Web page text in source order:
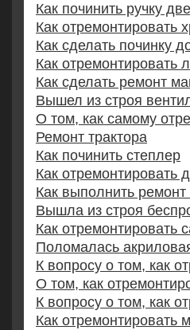
Как починить ручку
Как отремонтировать
Как сделать починку
Как отремонтировать
Как сделать ремонт
Вышел из строя
О том, как самому
Ремонт трактора
Как починить степлер
Как отремонтировать
Как выполнить
Вышла из строя
Как отремонтировать
Поломалась
К вопросу о том, как
О том, как
К вопросу о том, как
Как отремонтировать